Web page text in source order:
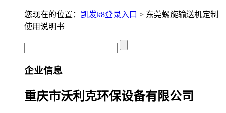
您现在的位置： 凯发k8登录入口 > 东莞螺旋输送机定制
使用说明书
企业信息
重庆市沃利克环保设备有限公司